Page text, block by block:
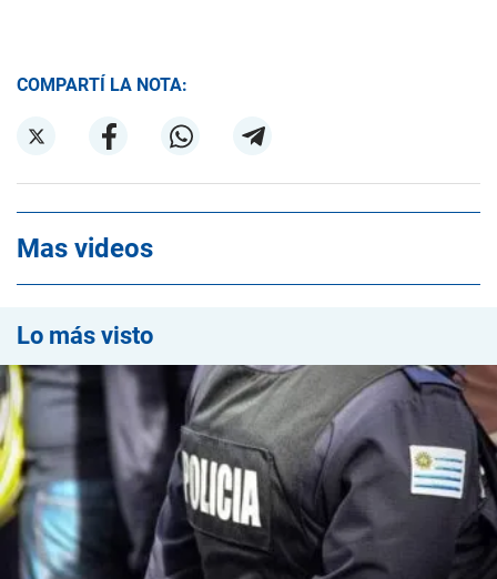
COMPARTÍ LA NOTA:
Mas videos
Lo más visto